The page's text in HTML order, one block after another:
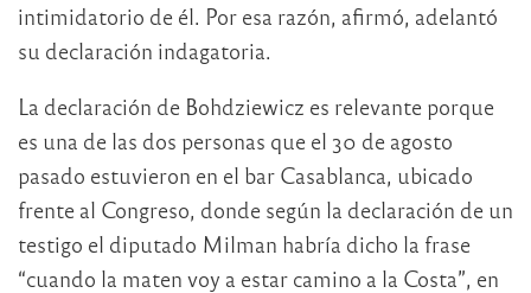
intimidatorio de él. Por esa razón, afirmó, adelantó
su declaración indagatoria.
La declaración de Bohdziewicz es relevante porque
es una de las dos personas que el 30 de agosto
pasado estuvieron en el bar Casablanca, ubicado
frente al Congreso, donde según la declaración de un
testigo el diputado Milman habría dicho la frase
“cuando la maten voy a estar camino a la Costa”, en